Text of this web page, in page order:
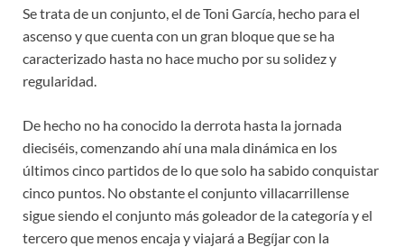
Se trata de un conjunto, el de Toni García, hecho para el
ascenso y que cuenta con un gran bloque que se ha
caracterizado hasta no hace mucho por su solidez y
regularidad.
De hecho no ha conocido la derrota hasta la jornada
dieciséis, comenzando ahí una mala dinámica en los
últimos cinco partidos de lo que solo ha sabido conquistar
cinco puntos. No obstante el conjunto villacarrillense
sigue siendo el conjunto más goleador de la categoría y el
tercero que menos encaja y viajará a Begíjar con la